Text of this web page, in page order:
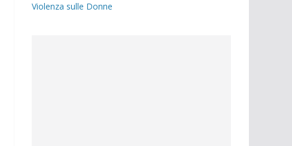
Violenza sulle Donne